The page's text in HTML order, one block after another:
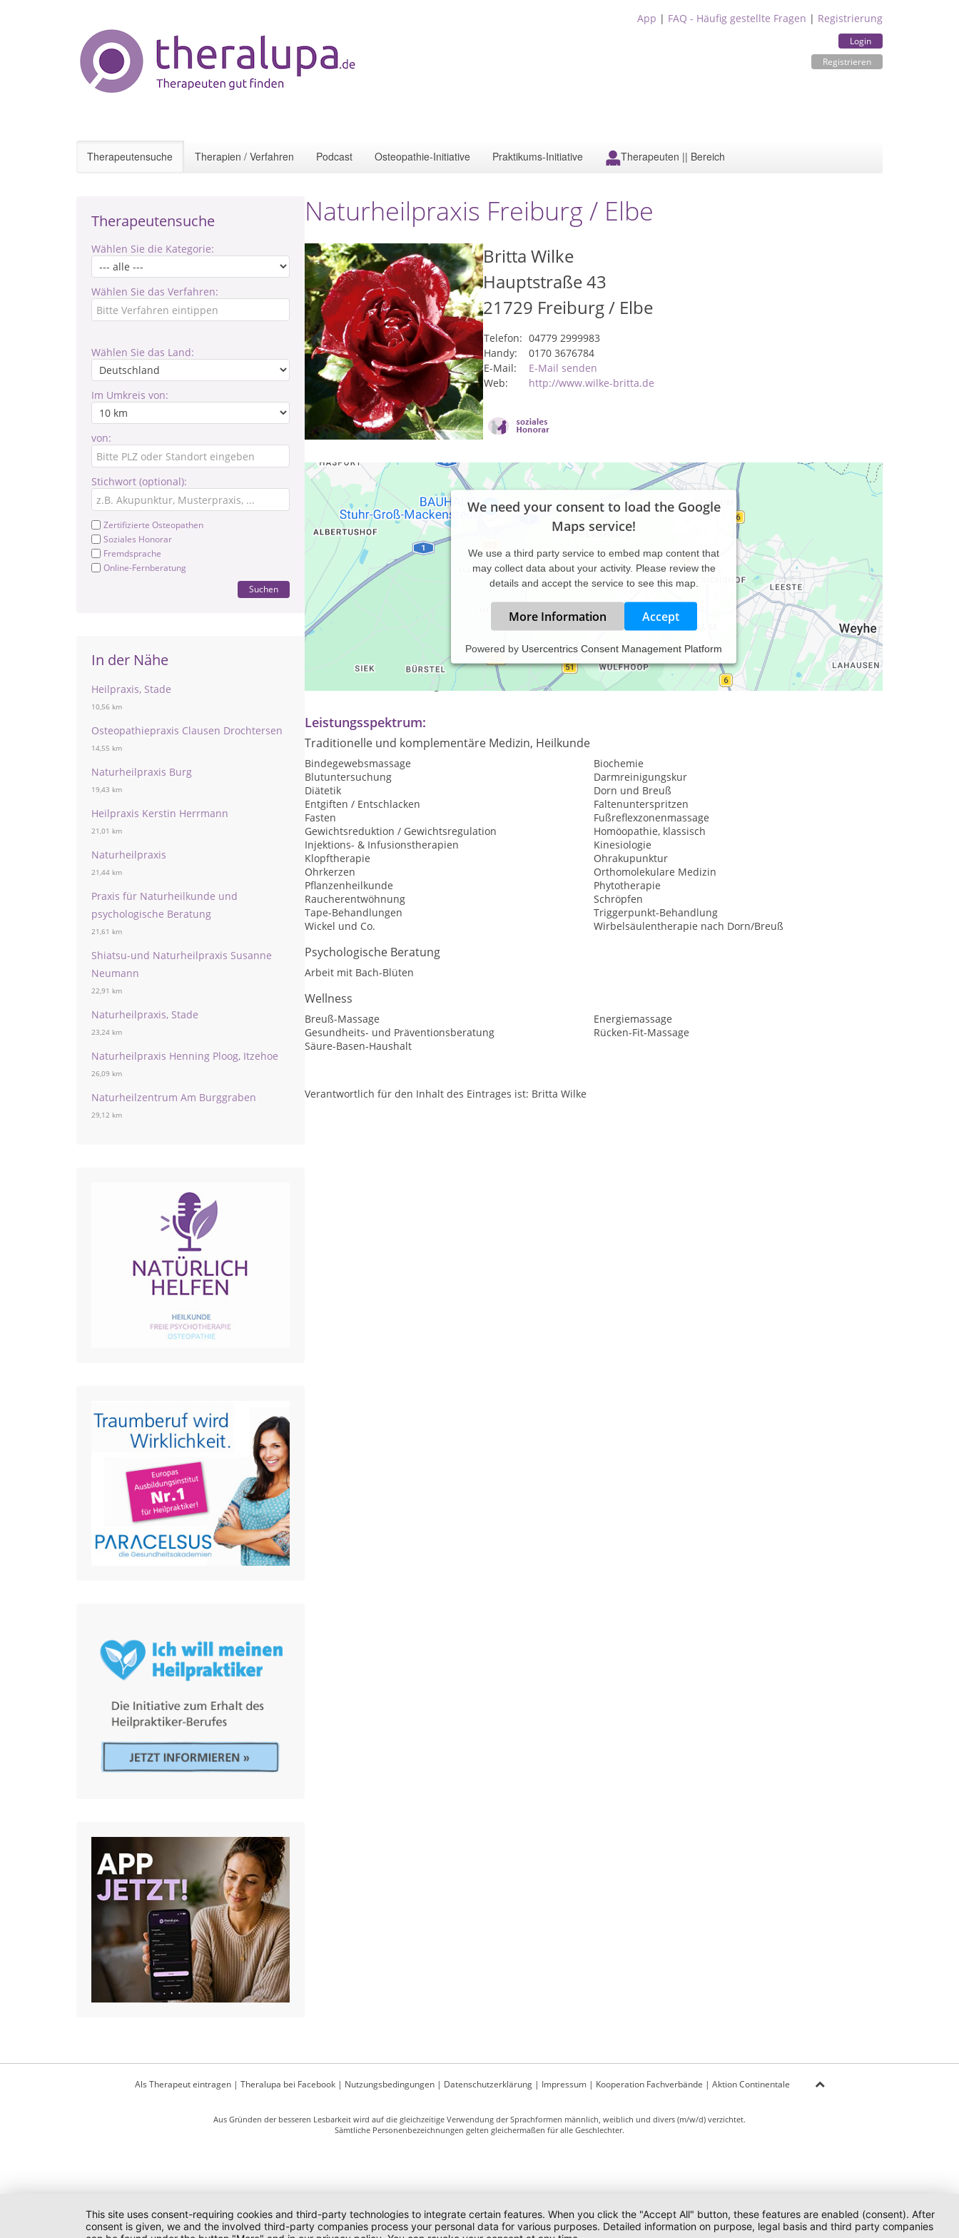
App | FAQ - Häufig gestellte Fragen | Registrierung
Login
Registrieren
Therapeutensuche Therapien / Verfahren Podcast Osteopathie-Initiative Praktikums-Initiative Therapeuten || Bereich
Therapeutensuche
Wählen Sie die Kategorie:
Wählen Sie das Verfahren:
Wählen Sie das Land:
Im Umkreis von:
von:
Stichwort (optional):
Zertifizierte Osteopathen
Soziales Honorar
Fremdsprache
Online-Fernberatung
Suchen
In der Nähe
Heilpraxis, Stade
10,56 km
Osteopathiepraxis Clausen Drochtersen
14,55 km
Naturheilpraxis Burg
19,43 km
Heilpraxis Kerstin Herrmann
21,01 km
Naturheilpraxis
21,44 km
Praxis für Naturheilkunde und
psychologische Beratung
21,61 km
Shiatsu-und Naturheilpraxis Susanne
Neumann
22,91 km
Naturheilpraxis, Stade
23,24 km
Naturheilpraxis Henning Ploog, Itzehoe
26,09 km
Naturheilzentrum Am Burggraben
29,12 km
Naturheilpraxis Freiburg / Elbe
Britta Wilke
Hauptstraße 43
21729 Freiburg / Elbe
Telefon: 04779 2999983
Handy:
0170 3676784
E-Mail:
E-Mail senden
Web:
http://www.wilke-britta.de
We need your consent to load the Google
Maps service!
We use a third party service to embed map content that
may collect data about your activity. Please review the
details and accept the service to see this map.
More Information Accept
Powered by Usercentrics Consent Management Platform
Praxiszeiten:
Termine nach Vereinbarung
Leistungsspektrum:
Traditionelle und komplementäre Medizin, Heilkunde
Bindegewebsmassage
Biochemie
Blutuntersuchung
Darmreinigungskur
Diätetik
Dorn und Breuß
Entgiften / Entschlacken
Faltenunterspritzen
Fasten
Fußreflexzonenmassage
Gewichtsreduktion / Gewichtsregulation
Homöopathie, klassisch
Injektions- & Infusionstherapien
Kinesiologie
Klopftherapie
Ohrakupunktur
Ohrkerzen
Orthomolekulare Medizin
Pflanzenheilkunde
Phytotherapie
Raucherentwöhnung
Schröpfen
Tape-Behandlungen
Triggerpunkt-Behandlung
Wickel und Co.
Wirbelsäulentherapie nach Dorn/Breuß
Psychologische Beratung
Arbeit mit Bach-Blüten
Wellness
Breuß-Massage
Energiemassage
Gesundheits- und Präventionsberatung
Rücken-Fit-Massage
Säure-Basen-Haushalt
Verantwortlich für den Inhalt des Eintrages ist: Britta Wilke
Als Therapeut eintragen| Theralupa bei Facebook| Nutzungsbedingungen| Datenschutzerklärung| Impressum| Kooperation Fachverbände | Aktion Continentale
Aus Gründen der besseren Lesbarkeit wird auf die gleichzeitige Verwendung der Sprachformen männlich, weiblich und divers (m/w/d) verzichtet.
Sämtliche Personenbezeichnungen gelten gleichermaßen für alle Geschlechter.
This site uses consent-requiring cookies and third-party technologies to integrate certain features. When you click the "Accept All" button, these features are enabled (consent). After
consent is given, we and the involved third-party companies process your personal data for various purposes. Detailed information on purpose, legal basis and third party companies